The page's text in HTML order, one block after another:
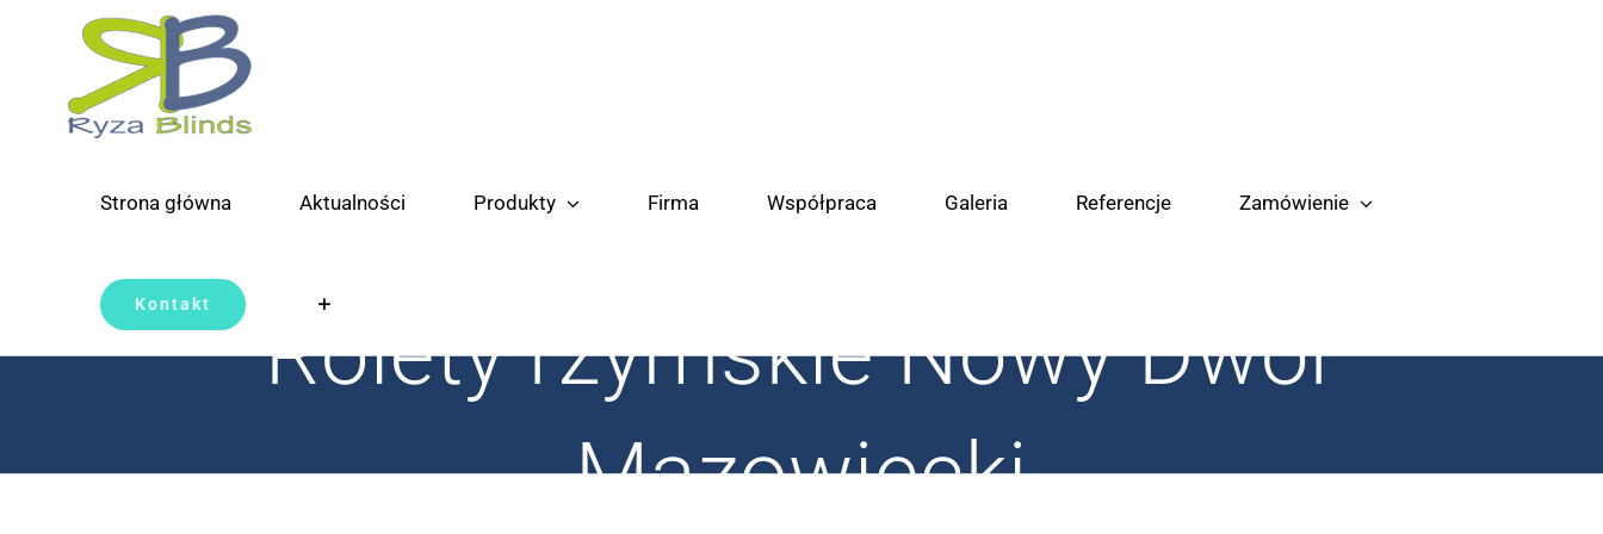
Strona główna Aktualności Produkty Firma Współpraca Galeria Referencje Zamówienie
Kontakt
Rolety rzymskie Nowy Dwór
Mazowiecki